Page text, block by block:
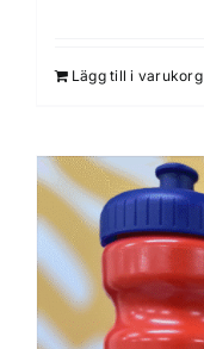
Lägg till i varukorg